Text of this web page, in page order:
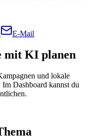
E-Mail
mit KI planen
und lokale
Dashboard kannst du